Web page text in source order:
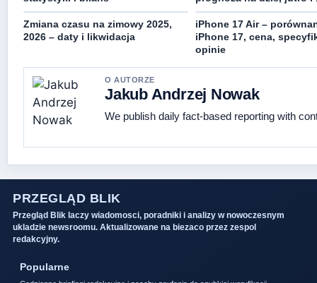
Zmiana czasu na zimowy 2025,
2026 – daty i likwidacja
iPhone 17 Air –
iPhone 17, cena,
opinie
O AUTORZE
Jakub Andrzej Nowak
We publish daily fact-based reporting with
PRZEGLĄD BLIK
Przegląd Blik laczy wiadomosci, poradniki i analizy w nowoczesnym
ukladzie newsroomu. Aktualizowane na biezaco przez zespol
redakcyjny.
Popularne